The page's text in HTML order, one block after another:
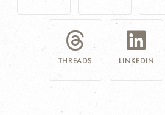
THREADS LINKEDIN